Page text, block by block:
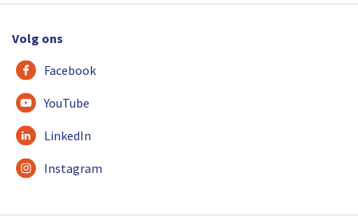
Volg ons
Facebook
YouTube
LinkedIn
Instagram